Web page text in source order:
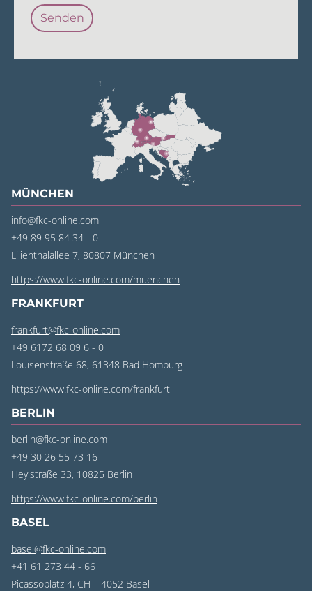
MÜNCHEN
info@fkc-online.com
+49 89 95 84 34 - 0
Lilienthalallee 7, 80807 München
https://www.fkc-online.com/muenchen
FRANKFURT
frankfurt@fkc-online.com
+49 6172 68 09 6 - 0
Louisenstraße 68, 61348 Bad Homburg
https://www.fkc-online.com/frankfurt
BERLIN
berlin@fkc-online.com
+49 30 26 55 73 16
Heylstraße 33, 10825 Berlin
https://www.fkc-online.com/berlin
BASEL
basel@fkc-online.com
+41 61 273 44 - 66
Picassoplatz 4, CH – 4052 Basel